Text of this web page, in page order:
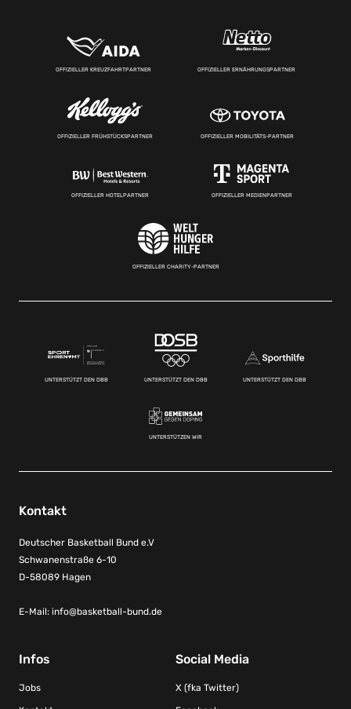
OFFIZIELLER KREUZFAHRTPARTNER OFFIZIELLER ERNÄHRUNGSPARTNER
OFFIZIELLER FRÜHSTÜCKSPARTNER OFFIZIELLER MOBILITÄTS-PARTNER
OFFIZIELLER HOTELPARTNER OFFIZIELLER MEDIENPARTNER
OFFIZIELLER CHARITY-PARTNER
UNTERSTÜTZT DEN DBB UNTERSTÜTZT DEN DBB UNTERSTÜTZT DEN DBB
UNTERSTÜTZEN WIR
Kontakt
Deutscher Basketball Bund e.V
Schwanenstraße 6-10
D-58089 Hagen
E-Mail: info@basketball-bund.de
Infos
Jobs
Social Media
X (fka Twitter)